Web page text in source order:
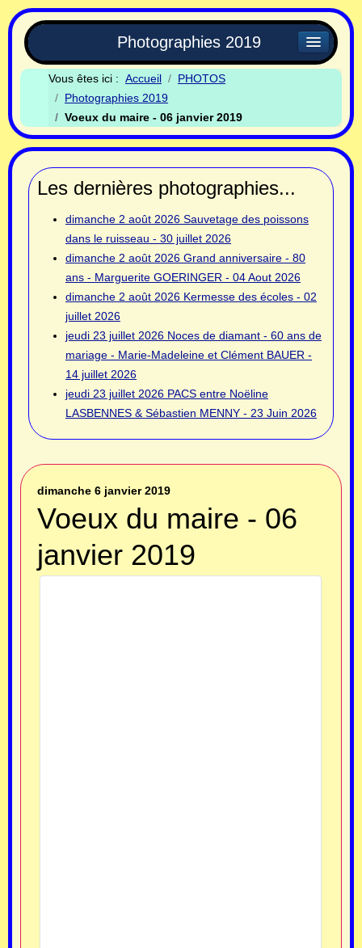
Photographies 2019
Vous êtes ici : Accueil
PHOTOS
Photographies 2019
Voeux du maire - 06 janvier 2019
Les dernières photographies...
dimanche 2 août 2026 Sauvetage des poissons
dans le ruisseau - 30 juillet 2026
dimanche 2 août 2026 Grand anniversaire - 80
ans - Marguerite GOERINGER - 04 Aout 2026
dimanche 2 août 2026 Kermesse des écoles - 02
juillet 2026
jeudi 23 juillet 2026 Noces de diamant - 60 ans de
mariage - Marie-Madeleine et Clément BAUER -
14 juillet 2026
jeudi 23 juillet 2026 PACS entre Noëline
LASBENNES & Sébastien MENNY - 23 Juin 2026
dimanche 6 janvier 2019
Voeux du maire - 06
janvier 2019